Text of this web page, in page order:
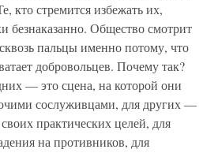
кто стремится избежать их,
безнаказанно. Общество смотрит
пальцы именно потому, что
добровольцев. Почему так?
— это сцена, на которой они
сослуживцами, для других —
практических целей, для
на противников, для